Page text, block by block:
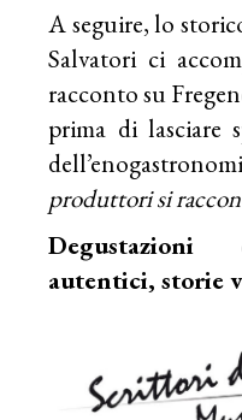
A seguire, lo
Salvatori ci
racconto su
prima di lasciare
produttori si
Degustazioni
autentici, storie